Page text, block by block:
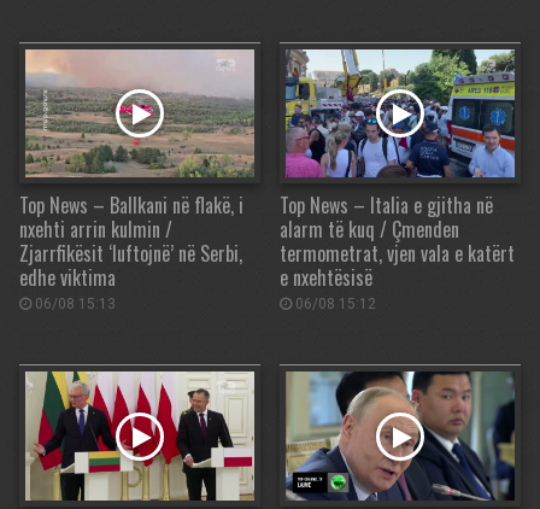
Top News – Ballkani në flakë, i
nxehti arrin kulmin /
Zjarrfikësit ‘luftojnë’ në Serbi,
edhe viktima
06/08 15:13
Top News – Italia e gjitha në
alarm të kuq / Çmenden
termometrat, vjen vala e katërt
e nxehtësisë
06/08 15:12